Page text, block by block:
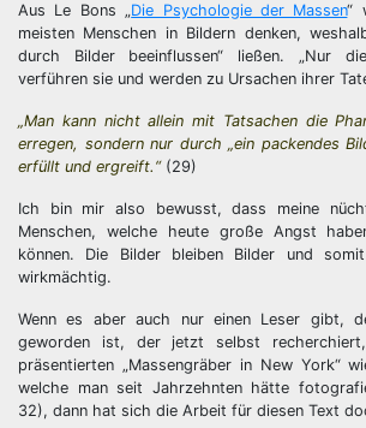
Aus Le Bons „Die Psychologie der Massen“
meisten Menschen in Bildern denken,
durch Bilder beeinflussen“ ließen. „Nur
verführen sie und werden zu Ursachen ihrer
„Man kann nicht allein mit Tatsachen die
erregen, sondern nur durch „ein packendes
erfüllt und ergreift.“(29)
Ich bin mir also bewusst, dass meine
Menschen, welche heute große Angst
können. Die Bilder bleiben Bilder und
wirkmächtig.
Wenn es aber auch nur einen Leser gibt,
geworden ist, der jetzt selbst
präsentierten „Massengräber in New York“
welche man seit Jahrzehnten hätte
32), dann hat sich die Arbeit für diesen Text